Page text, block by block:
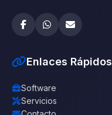
Enlaces Rápidos
Software
Servicios